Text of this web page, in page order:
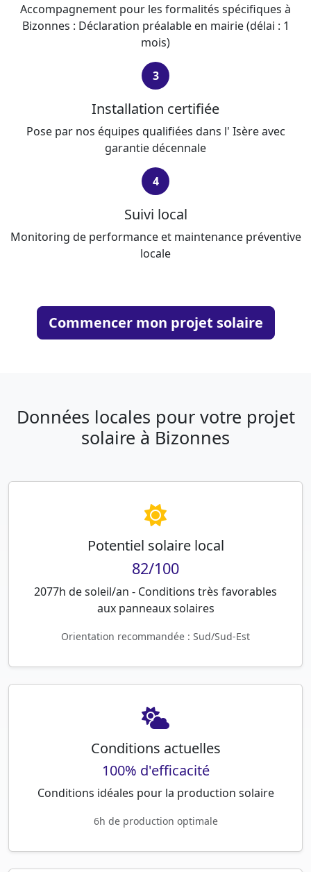
Accompagnement pour les formalités spécifiques à
Bizonnes : Déclaration préalable en mairie (délai : 1
mois)
3
Installation certifiée
Pose par nos équipes qualifiées dans l' Isère avec
garantie décennale
4
Suivi local
Monitoring de performance et maintenance préventive
locale
Commencer mon projet solaire
Données locales pour votre projet
solaire à Bizonnes
Potentiel solaire local
82/100
2077h de soleil/an - Conditions très favorables
aux panneaux solaires
Orientation recommandée : Sud/Sud-Est
Conditions actuelles
100% d'efficacité
Conditions idéales pour la production solaire
6h de production optimale